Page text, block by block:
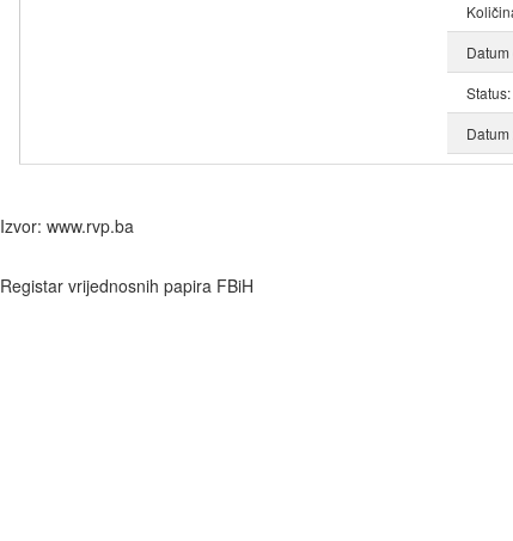
Status:
Izvor: www.rvp.ba
Registar vrijednosnih papira FBiH